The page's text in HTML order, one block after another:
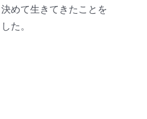
めて生きてきたことを
た。